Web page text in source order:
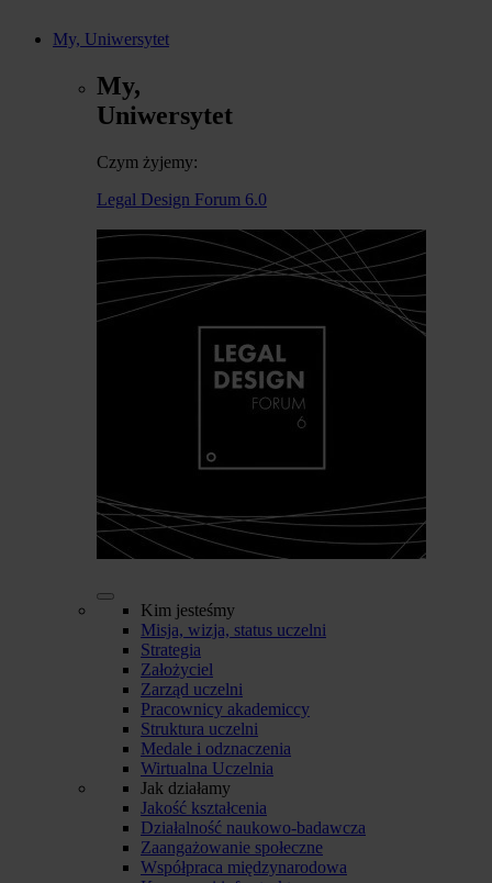
My, Uniwersytet
My,
Uniwersytet
Czym żyjemy:
Legal Design Forum 6.0
Kim jesteśmy
Misja, wizja, status uczelni
Strategia
Założyciel
Zarząd uczelni
Pracownicy akademiccy
Struktura uczelni
Medale i odznaczenia
Wirtualna Uczelnia
Jak działamy
Jakość kształcenia
Działalność naukowo-badawcza
Zaangażowanie społeczne
Współpraca międzynarodowa